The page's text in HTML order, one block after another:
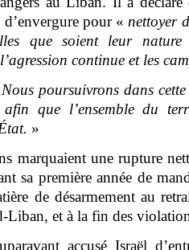
d’envergure pour « nettoyer
que soient leur
continue et les
Nous poursuivrons dans
que l’ensemble du
»
marquaient une rupture
sa première année de
de désarmement au
Liban, et à la fin des
accusé Israël